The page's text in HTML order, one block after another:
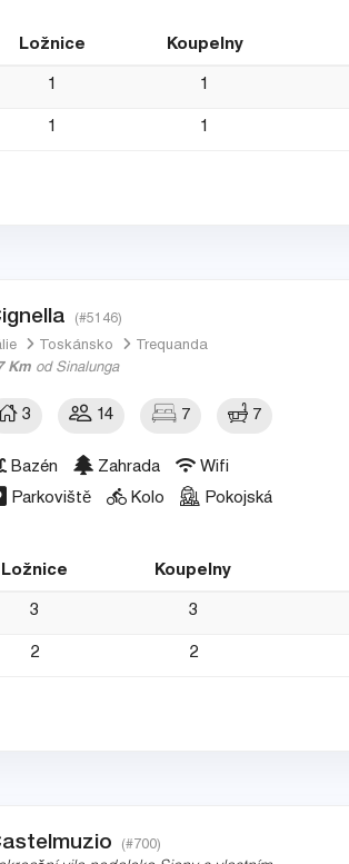
Ložnice Koupelny
1 1
1 1
(#5146)
Toskánsko
Trequanda
Km od Sinalunga
3 14 7 7
Bazén Zahrada
Wifi
Parkoviště
Kolo Pokojská
Ložnice Koupelny
3 3
2 2
(#700)